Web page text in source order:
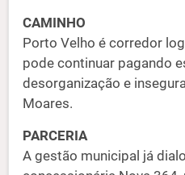
CAMINHO
Porto Velho é corredor
pode continuar pagando
desorganização e
Moares.
PARCERIA
A gestão municipal já